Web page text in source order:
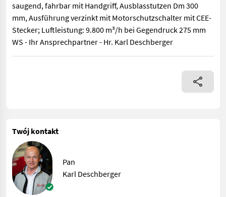
saugend, fahrbar mit Handgriff, Ausblasstutzen Dm 300
mm, Ausführung verzinkt mit Motorschutzschalter mit CEE-
Stecker; Luftleistung: 9.800 m³/h bei Gegendruck 275 mm
WS - Ihr Ansprechpartner - Hr. Karl Deschberger
Soby TLR Belüftungsgebläse 400 mit 4,0 kW Motor, einseitig
Twój kontakt
Pan
Karl Deschberger